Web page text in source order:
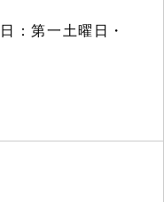
：第一土曜日・